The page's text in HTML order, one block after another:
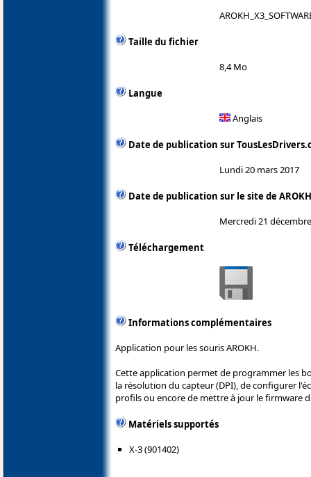
Taille du fichier
8,4 Mo
Langue
Anglais
Date de publication sur
Lundi 20 mars 2017
Date de publication sur le site de AROKH
Mercredi 21
Téléchargement
Informations complémentaires
Application pour les souris AROKH.
Cette application permet de programmer les
la résolution du capteur (DPI), de configurer
profils ou encore de mettre à jour le firmware
Matériels supportés
X-3 (901402)